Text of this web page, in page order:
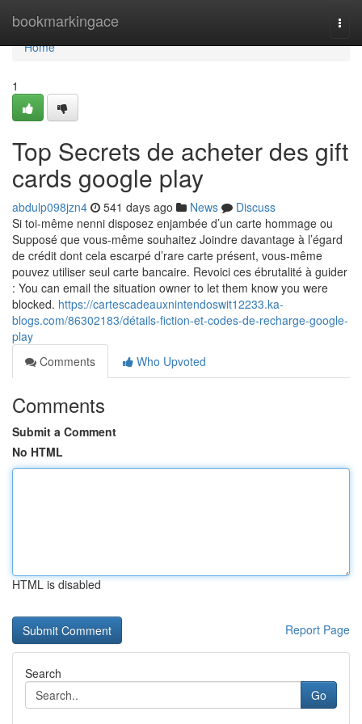
bookmarkingace
Home
Home
1
Top Secrets de acheter des gift
cards google play
abdulp098jzn4 541 days ago News
Discuss
Si toi-même nenni disposez enjambée d’un carte hommage ou
Supposé que vous-même souhaitez Joindre davantage à l’égard
de crédit dont cela escarpé d’rare carte présent, vous-même
pouvez utiliser seul carte bancaire. Revoici ces ébrutalité à guider
: You can email the situation owner to let them know you were
blocked. https://cartescadeauxnintendoswit12233.ka-
blogs.com/86302183/détails-fiction-et-codes-de-recharge-google-
play
Comments
Who Upvoted
Comments
Submit a Comment
No HTML
HTML is disabled
Report Page
Search
Go